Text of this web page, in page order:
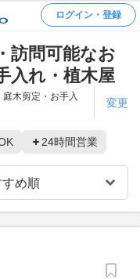
ログイン・登録
訪問可能なお
入れ・植木屋
庭木剪定・お手入
変更
24時間営業